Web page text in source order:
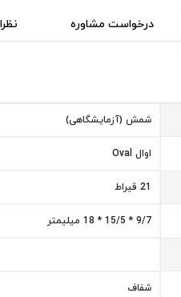
درخواست مشاوره
شمش (آزمایشگاهی)
اوال Oval
21 قیراط
9/7 * 15/5 * 18 میلیمتر
شفاف